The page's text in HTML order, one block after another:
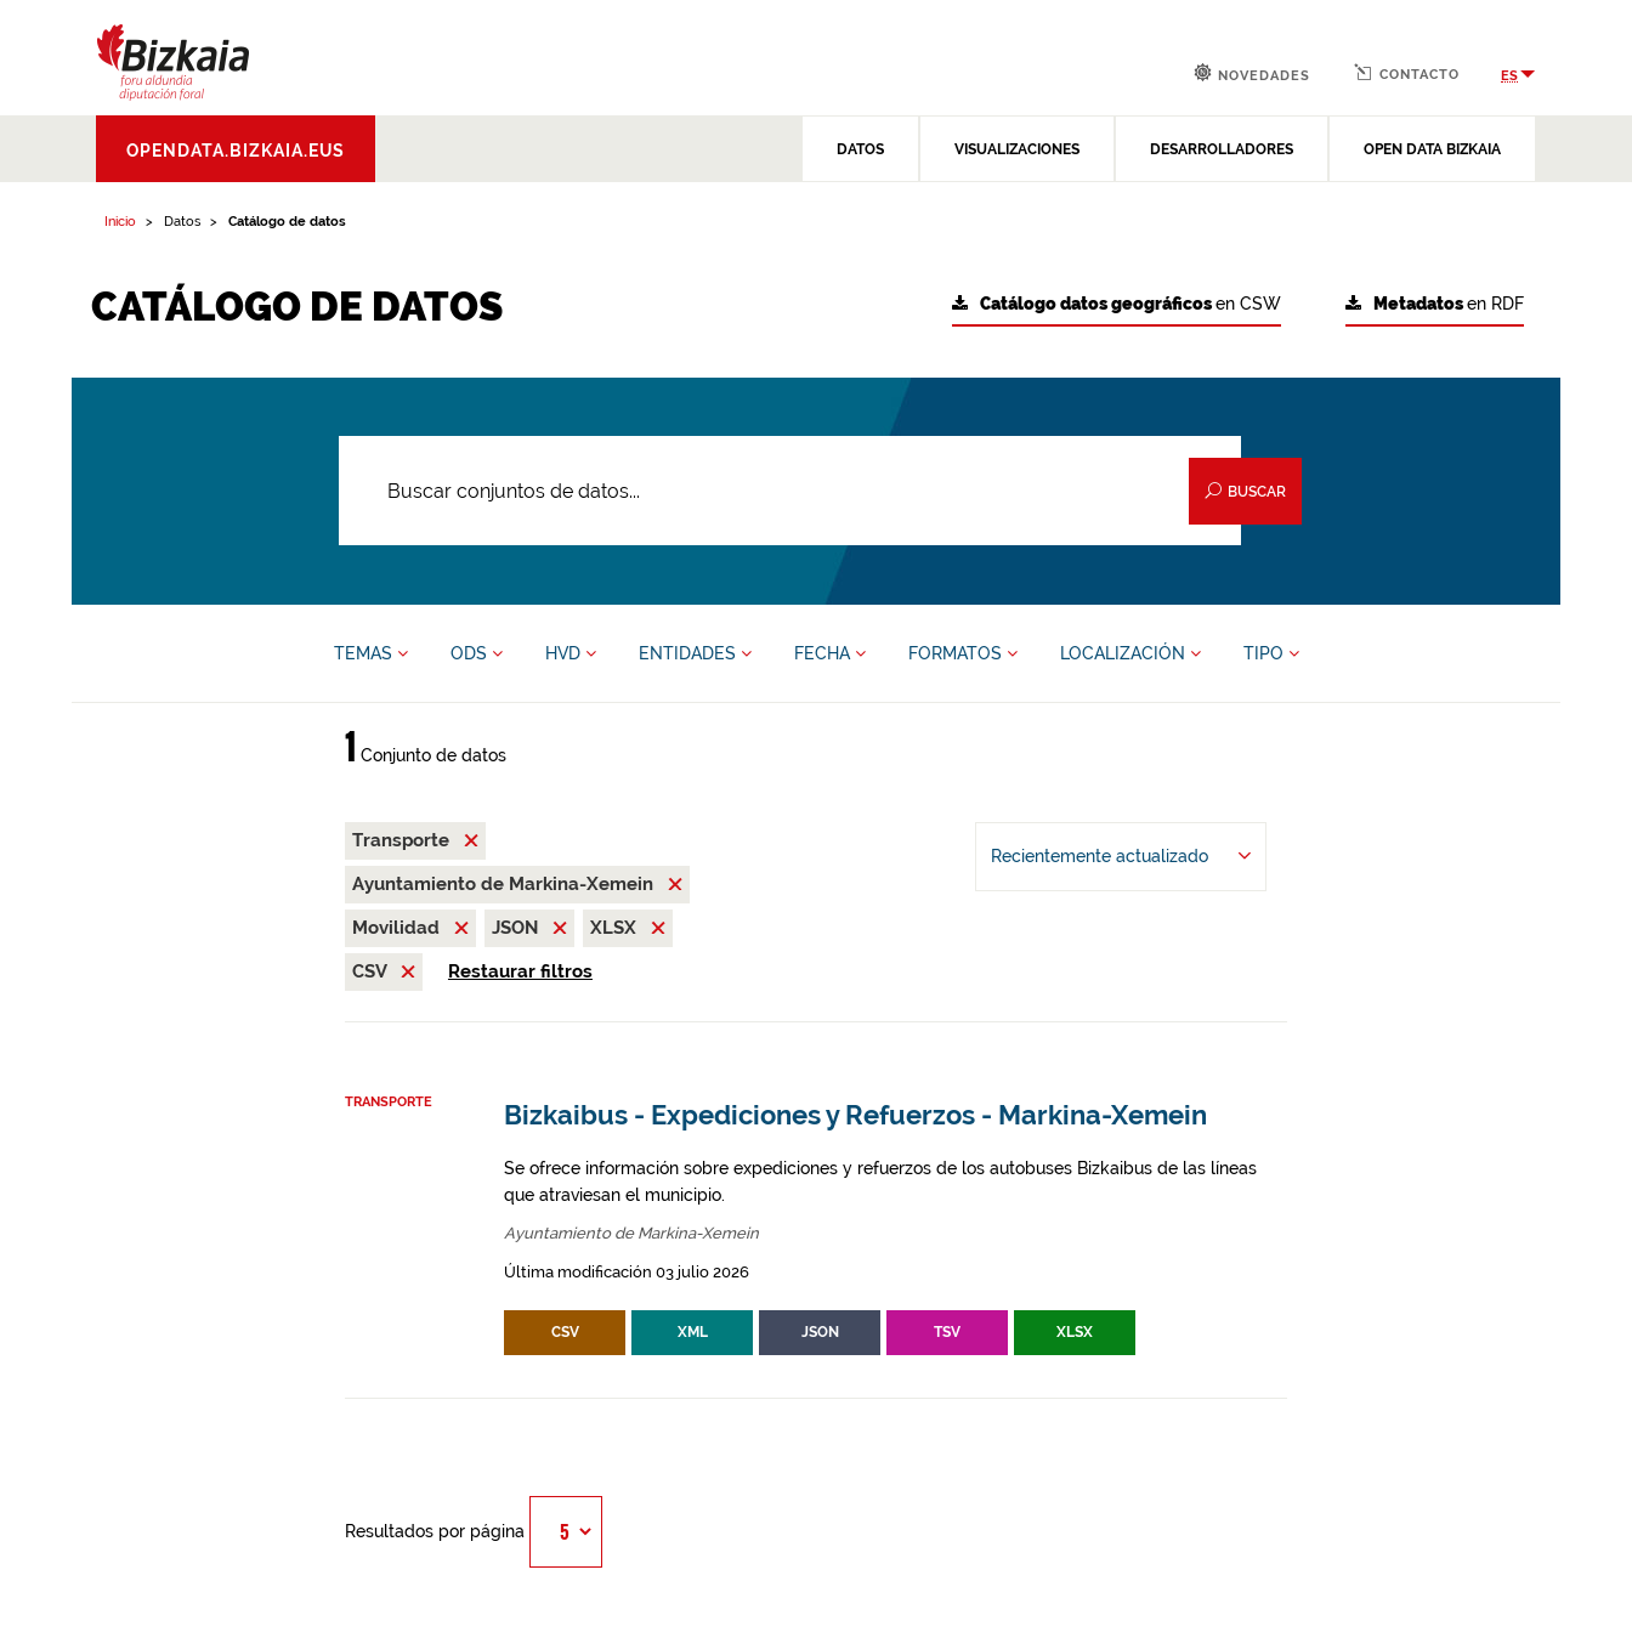
Aldundia.Diputacion
Foral de Bizkaia
OPENDATA.BIZKAIA.EUS DATOS VISUALIZACIONES DESARROLLADORES OPEN DATA BIZKAIA
NOVEDADES CONTACTO ES
Inicio Datos Catálogo de datos
CATÁLOGO DE DATOS Metadatosen RDF
Catálogo datos geográficosen CSW
BUSCAR
TEMAS ODS HVD ENTIDADES FECHA FORMATOS LOCALIZACIÓN TIPO
1 Conjunto de datos
Transporte
Ayuntamiento de Markina-Xemein
Movilidad
JSON
XLSX
CSV
Restaurar filtros
Recientemente actualizado
TRANSPORTE Bizkaibus - Expediciones y Refuerzos - Markina-Xemein
Se ofrece información sobre expediciones y refuerzos de los autobuses Bizkaibus de las líneas
que atraviesan el municipio.
Ayuntamiento de Markina-Xemein
Última modificación 03 julio 2026
CSV XML JSON TSV XLSX
Resultados por página